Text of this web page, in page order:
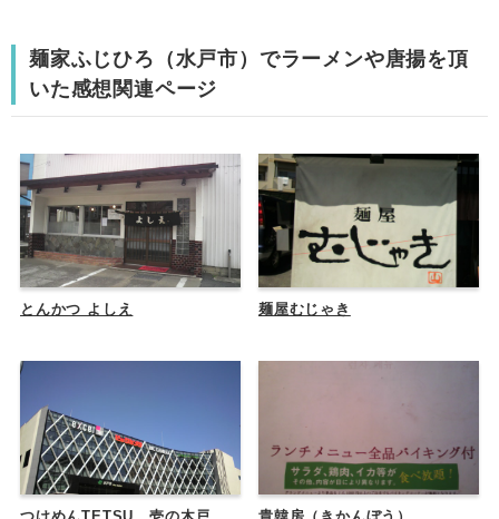
麺家ふじひろ（水戸市）でラーメンや唐揚を頂
いた感想関連ページ
とんかつ よしえ 麺屋むじゃき